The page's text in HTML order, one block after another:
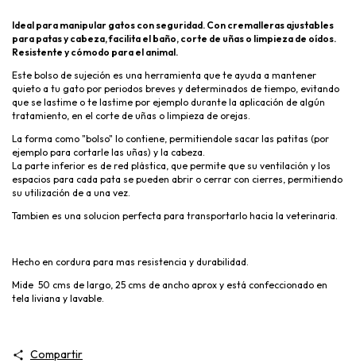
Ideal para manipular gatos con seguridad. Con cremalleras ajustables
para patas y cabeza, facilita el baño, corte de uñas o limpieza de oídos.
Resistente y cómodo para el animal.
Este bolso de sujeción es una herramienta que te ayuda a mantener
quieto a tu gato por periodos breves y determinados de tiempo, evitando
que se lastime o te lastime por ejemplo durante la aplicación de algún
tratamiento, en el corte de uñas o limpieza de orejas.
La forma como "bolso" lo contiene, permitiendole sacar las patitas (por
ejemplo para cortarle las uñas) y la cabeza.
La parte inferior es de red plástica, que permite que su ventilación y los
espacios para cada pata se pueden abrir o cerrar con cierres, permitiendo
su utilización de a una vez.
Tambien es una solucion perfecta para transportarlo hacia la veterinaria.
Hecho en cordura para mas resistencia y durabilidad.
Mide 50 cms de largo, 25 cms de ancho aprox y está confeccionado en
tela liviana y lavable.
Compartir